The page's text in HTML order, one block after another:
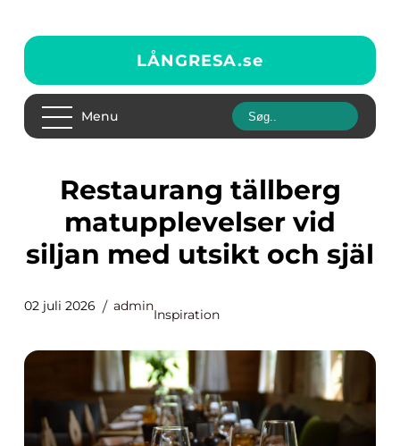
LÅNGRESA.se
Menu
Restaurang tällberg
matupplevelser vid
siljan med utsikt och själ
02 juli 2026 admin
Inspiration